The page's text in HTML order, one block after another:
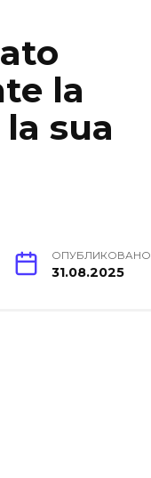
la
sua
ОПУБЛИКОВАНО
31.08.2025